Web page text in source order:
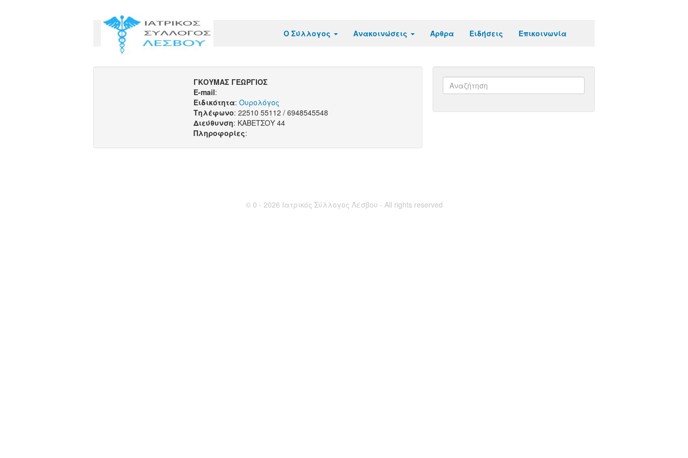
Ο Σύλλογος Ανακοινώσεις Άρθρα Ειδήσεις Επικοινωνία
ΓΚΟΥΜΑΣ ΓΕΩΡΓΙΟΣ
E-mail:
Ειδικότητα: Ουρολόγος
Τηλέφωνο: 22510 55112 / 6948545548
Διεύθυνση: ΚΑΒΕΤΣΟΥ 44
Πληροφορίες:
© 0 - 2026 Ιατρικός Σύλλογος Λέσβου - All rights reserved